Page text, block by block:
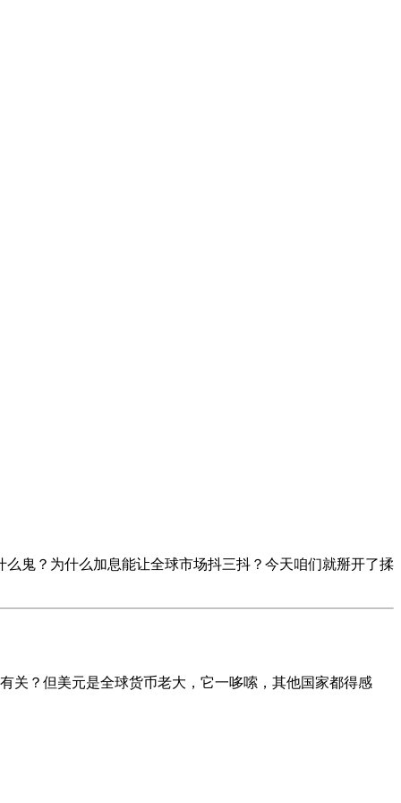
么鬼？为什么加息能让全球市场抖三抖？今天咱们就掰开了揉
关？但美元是全球货币老大，它一哆嗦，其他国家都得感